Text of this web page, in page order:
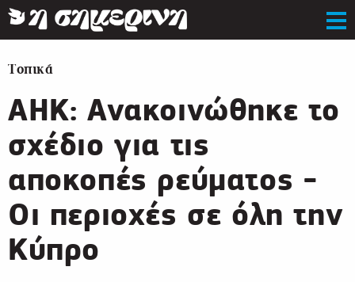
Τοπικά
ΑΗΚ: Ανακοινώθηκε το
σχέδιο για τις
αποκοπές ρεύματος -
Οι περιοχές σε όλη την
Κύπρο